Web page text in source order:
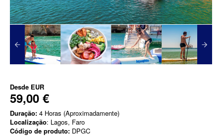
Desde EUR
59,00 €
Duração: 4 Horas (Aproximadamente)
Localização: Lagos, Faro
Código de produto: DPGC